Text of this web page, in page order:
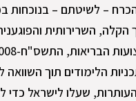
– לשיטתם – בנוכחות
השרירותית
הלימודים תוך
שעלו לישראל כדי